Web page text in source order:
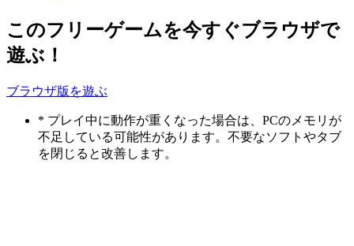
このフリーゲームを今すぐブラウザで
遊ぶ！
ブラウザ版を遊ぶ
* プレイ中に動作が重くなった場合は、PCのメモリが
不足している可能性があります。不要なソフトやタブ
を閉じると改善します。